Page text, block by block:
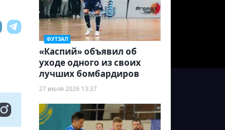
ФУТЗАЛ
«Каспий» объявил об
уходе одного из своих
лучших бомбардиров
27 июля 2026 13:37